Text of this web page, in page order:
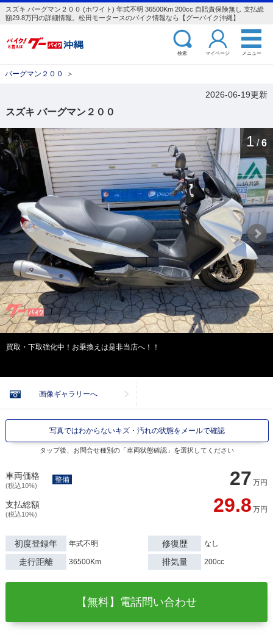
スズキ バーグマン２００ (ホワイト) 年式不明 36500Km 200cc 自賠責保険無し 支払総
額29.8万円の詳細情報。松田モータースのバイク情報なら【グーバイク沖縄】
検索 マイページ メニュー
バーグマン２００ ＞
2026-06-19更新
スズキ バーグマン２００
1 / 6
買取・下取強化中！お乗換えは是非当店へ！！
画像ギャラリーへ
写真ではわからないキズ・汚れの状態をメールで確認
タップ後、お問合せ種別の「車両状態確認」を選択してください
車両価格
(税込10%) 27 万円
整備
支払総額
(税込10%) 29.8 万円
初度登録年 年式不明 修復歴 なし
走行距離 36500Km 排気量 200cc
【無料】電話問い合わせ